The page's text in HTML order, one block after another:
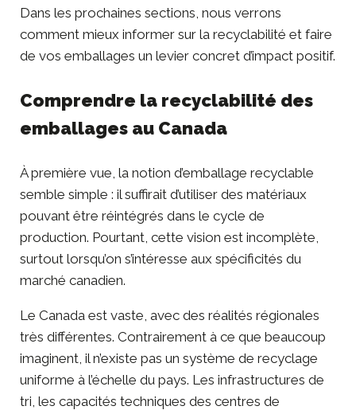
Dans les prochaines sections, nous verrons
comment mieux informer sur la recyclabilité et faire
de vos emballages un levier concret d’impact positif.
Comprendre la recyclabilité des
emballages au Canada
À première vue, la notion d’emballage recyclable
semble simple : il suffirait d’utiliser des matériaux
pouvant être réintégrés dans le cycle de
production. Pourtant, cette vision est incomplète,
surtout lorsqu’on s’intéresse aux spécificités du
marché canadien.
Le Canada est vaste, avec des réalités régionales
très différentes. Contrairement à ce que beaucoup
imaginent, il n’existe pas un système de recyclage
uniforme à l’échelle du pays. Les infrastructures de
tri, les capacités techniques des centres de